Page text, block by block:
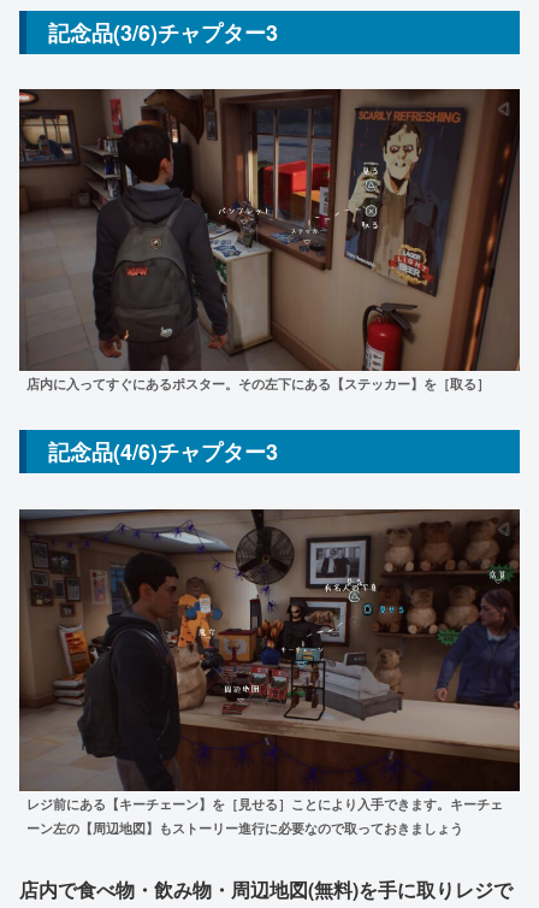
記念品(3/6)チャプター3
店内に入ってすぐにあるポスター。その左下にある【ステッカー】を［取る］
記念品(4/6)チャプター3
レジ前にある【キーチェーン】を［見せる］ことにより入手できます。キーチェ
ーン左の【周辺地図】もストーリー進行に必要なので取っておきましょう
店内で食べ物・飲み物・周辺地図(無料)を手に取りレジで